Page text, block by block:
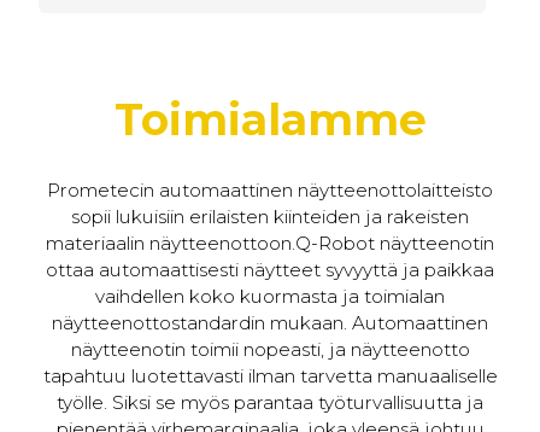
Toimialamme
Prometecin automaattinen näytteenottolaitteisto
sopii lukuisiin erilaisten kiinteiden ja rakeisten
materiaalin näytteenottoon.Q-Robot näytteenotin
ottaa automaattisesti näytteet syvyyttä ja paikkaa
vaihdellen koko kuormasta ja toimialan
näytteenottostandardin mukaan. Automaattinen
näytteenotin toimii nopeasti, ja näytteenotto
tapahtuu luotettavasti ilman tarvetta manuaaliselle
työlle. Siksi se myös parantaa työturvallisuutta ja